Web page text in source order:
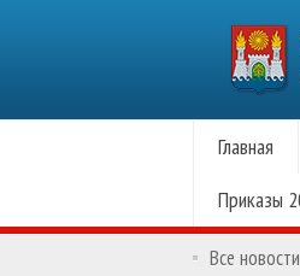
Главная
Приказы
Все новости